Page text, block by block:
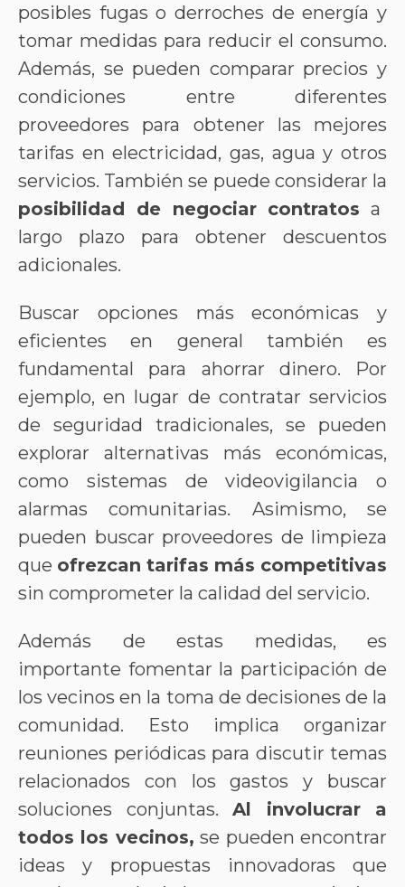
posibles fugas o derroches de energía y
tomar medidas para reducir el consumo.
Además, se pueden comparar precios y
condiciones entre diferentes
proveedores para obtener las mejores
tarifas en electricidad, gas, agua y otros
servicios. También se puede considerar la
posibilidad de negociar contratos a
largo plazo para obtener descuentos
adicionales.
Buscar opciones más económicas y
eficientes en general también es
fundamental para ahorrar dinero. Por
ejemplo, en lugar de contratar servicios
de seguridad tradicionales, se pueden
explorar alternativas más económicas,
como sistemas de videovigilancia o
alarmas comunitarias. Asimismo, se
pueden buscar proveedores de limpieza
que ofrezcan tarifas más competitivas
sin comprometer la calidad del servicio.
Además de estas medidas, es
importante fomentar la participación de
los vecinos en la toma de decisiones de la
comunidad. Esto implica organizar
reuniones periódicas para discutir temas
relacionados con los gastos y buscar
soluciones conjuntas. Al involucrar a
todos los vecinos, se pueden encontrar
ideas y propuestas innovadoras que